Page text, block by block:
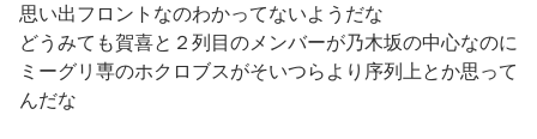
思い出フロントなのわかってないようだな
どうみても賀喜と２列目のメンバーが乃木坂の中心なのに
ミーグリ専のホクロブスがそいつらより序列上とか思って
んだな